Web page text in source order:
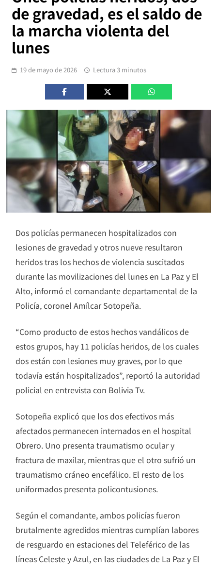
de gravedad, es el saldo de
la marcha violenta del
lunes
19 de mayo de 2026 Lectura 3 minutos
Dos policías permanecen hospitalizados con
lesiones de gravedad y otros nueve resultaron
heridos tras los hechos de violencia suscitados
durante las movilizaciones del lunes en La Paz y El
Alto, informó el comandante departamental de la
Policía, coronel Amílcar Sotopeña.
“Como producto de estos hechos vandálicos de
estos grupos, hay 11 policías heridos, de los cuales
dos están con lesiones muy graves, por lo que
todavía están hospitalizados”, reportó la autoridad
policial en entrevista con Bolivia Tv.
Sotopeña explicó que los dos efectivos más
afectados permanecen internados en el hospital
Obrero. Uno presenta traumatismo ocular y
fractura de maxilar, mientras que el otro sufrió un
traumatismo cráneo encefálico. El resto de los
uniformados presenta policontusiones.
Según el comandante, ambos policías fueron
brutalmente agredidos mientras cumplían labores
de resguardo en estaciones del Teleférico de las
líneas Celeste y Azul, en las ciudades de La Paz y El